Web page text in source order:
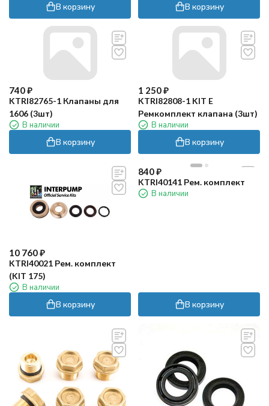
В корзину В корзину
740₽
KTRI82765-1 Клапаны для
1606 (3шт)
В наличии
В корзину
1 250₽
KTRI82808-1 KIT E
Ремкомплект клапана (3шт)
В наличии
В корзину
10 760₽
KTRI40021 Рем. комплект
(KIT 175)
В наличии
В корзину
840₽
KTRI40141 Рем. комплект
В наличии
В корзину